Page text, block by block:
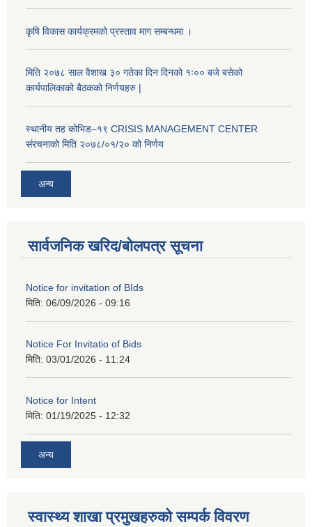
कृषि विकास कार्यक्रमको प्रस्ताव माग सम्बन्धमा ।
मिति २०७८ साल वैशाख ३० गतेका दिन दिनको १ः०० बजे बसेको
कार्यपालिकाको बैठकको निर्णयहरु |
स्थानीय तह कोभिड–१९ CRISIS MANAGEMENT CENTER
संरचनाको मिति २०७८/०१/२० को निर्णय
अन्य
सार्वजनिक खरिद/बोलपत्र सूचना
Notice for invitation of BIds
मिति: 06/09/2026 - 09:16
Notice For Invitatio of Bids
मिति: 03/01/2026 - 11:24
Notice for Intent
मिति: 01/19/2025 - 12:32
अन्य
स्वास्थ्य शाखा प्रमुखहरुको सम्पर्क विवरण